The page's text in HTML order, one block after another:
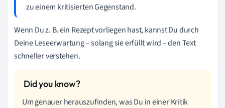
zu einem kritisierten Gegenstand.
Wenn Du z. B. ein Rezept vorliegen hast, kannst Du durch
Deine Leseerwartung – solang sie erfüllt wird – den Text
schneller verstehen.
Um genauer herauszufinden, was Du in einer Kritik